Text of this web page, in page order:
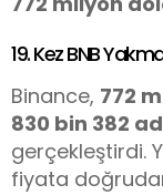
19. Kez BNB
Binance, 772
830 bin 382
gerçekleştirdi.
fiyata